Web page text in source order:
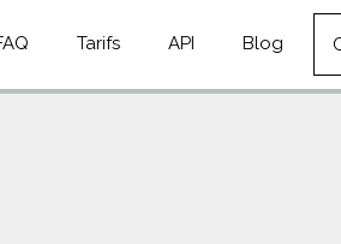
Tarifs API Blog